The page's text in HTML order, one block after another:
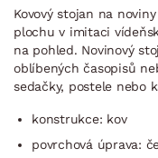
Kovový stojan na
plochu v imitaci
na pohled. Novinový
oblíbených časopisů
sedačky, postele nebo
konstrukce: kov
povrchová úprava: